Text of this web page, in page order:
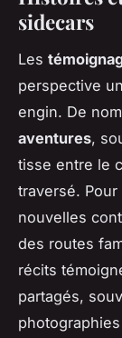
sidecars
Les
perspective
engin. De
aventures,
tisse entre le
traversé.
nouvelles
des routes
récits
partagés,